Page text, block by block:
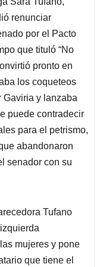
renunciar
por el Pacto
que tituló “No
pronto en
los coqueteos
Gaviria y lanzaba
puede contradecir
para el petrismo,
abandonaron
senador con su
Tufano
mujeres y pone
que tiene el